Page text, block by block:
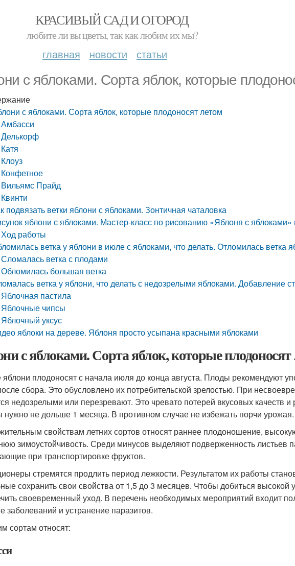
КРАСИВЫЙ САД И ОГОРОД
любите ли вы цветы, так как любим их мы?
главная новости статьи
с яблоками. Сорта яблок, которые
с яблоками. Сорта яблок, которые плодоносят летом
Амбасси
Делькорф
Катя
Клоуз
Конфетное
Вильямс Прайд
Квинти
подвязать ветки яблони с яблоками. Зонтичная чаталовка
яблони с яблоками. Мастер-класс по рисованию «Яблоня с
Ход работы
ветка у яблони в июле с яблоками, что делать. Отломилась ветка
Сломалась ветка с плодами
Обломилась большая ветка
ветка у яблони, что делать с недозрелыми яблоками. Добавление
Яблочная пастила
Яблочные чипсы
Яблочный уксус
яблоки на дереве. Яблоня просто усыпана красными яблоками
с яблоками. Сорта яблок, которые плодоносят
яблони плодоносят с начала июля до конца августа. Плоды рекомендуют
сбора. Это обусловлено их потребительской зрелостью. При
недозрелыми или перезревают. Это чревато потерей вкусовых качеств
нужно не дольше 1 месяца. В противном случае не избежать порчи урожая.
свойствам летних сортов относят раннее плодоношение,
зимоустойчивость. Среди минусов выделяют подверженность листьев
при транспортировке фруктов.
стремятся продлить период лежкости. Результатом их работы
сохранить свои свойства от 1,5 до 3 месяцев. Чтобы добиться высокой
своевременный уход. В перечень необходимых мероприятий входит
заболеваний и устранение паразитов.
сортам относят: